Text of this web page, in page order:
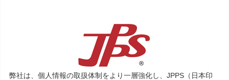
弊社は、個人情報の取扱体制をより一層強化し、JPPS（日本印